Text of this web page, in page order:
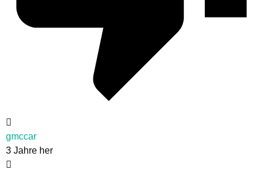
gmccar
3 Jahre her